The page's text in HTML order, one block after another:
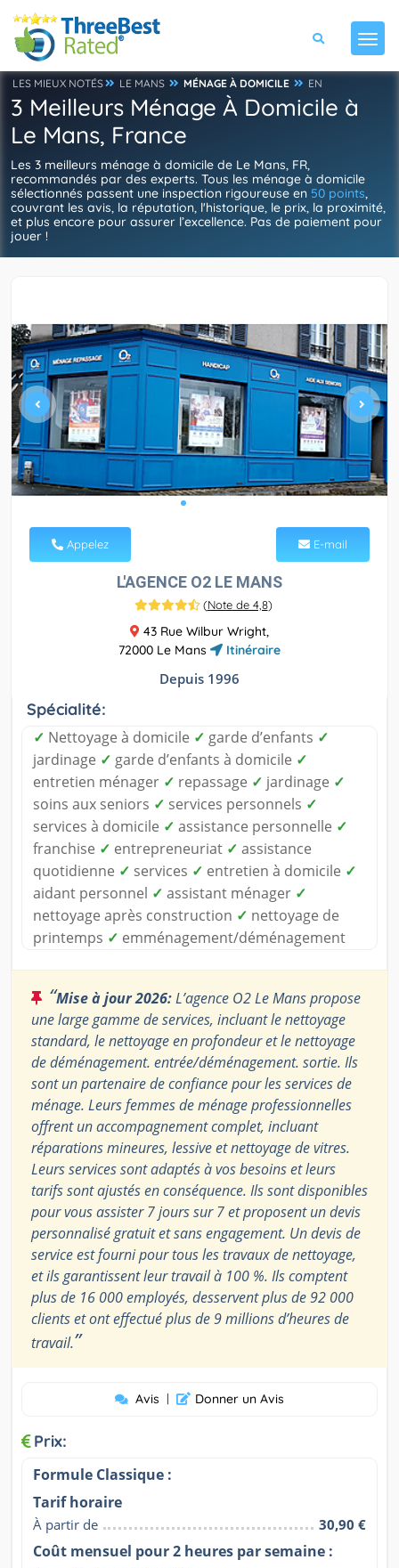
LES MIEUX NOTÉS LE MANS MÉNAGE À DOMICILE EN
3 Meilleurs Ménage À Domicile à
Le Mans, France
Les 3 meilleurs ménage à domicile de Le Mans, FR,
recommandés par des experts. Tous les ménage à domicile
sélectionnés passent une inspection rigoureuse en 50 points,
couvrant les avis, la réputation, l'historique, le prix, la proximité,
et plus encore pour assurer l’excellence. Pas de paiement pour
jouer !
Appelez E-mail
L'AGENCE O2 LE MANS
(Note de 4,8)
43 Rue Wilbur Wright,
72000 Le Mans
Itinéraire
Depuis 1996
Spécialité:
✓ Nettoyage à domicile ✓ garde d’enfants ✓
jardinage ✓ garde d’enfants à domicile ✓
entretien ménager ✓ repassage ✓ jardinage ✓
soins aux seniors ✓ services personnels ✓
services à domicile ✓ assistance personnelle ✓
franchise ✓ entrepreneuriat ✓ assistance
quotidienne ✓ services ✓ entretien à domicile ✓
aidant personnel ✓ assistant ménager ✓
nettoyage après construction ✓ nettoyage de
printemps ✓ emménagement/déménagement
“Mise à jour 2026:L’agence O2 Le Mans propose
une large gamme de services, incluant le nettoyage
standard, le nettoyage en profondeur et le nettoyage
de déménagement. entrée/déménagement. sortie. Ils
sont un partenaire de confiance pour les services de
ménage. Leurs femmes de ménage professionnelles
offrent un accompagnement complet, incluant
réparations mineures, lessive et nettoyage de vitres.
Leurs services sont adaptés à vos besoins et leurs
tarifs sont ajustés en conséquence. Ils sont disponibles
pour vous assister 7 jours sur 7 et proposent un devis
personnalisé gratuit et sans engagement. Un devis de
service est fourni pour tous les travaux de nettoyage,
et ils garantissent leur travail à 100 %. Ils comptent
plus de 16 000 employés, desservent plus de 92 000
clients et ont effectué plus de 9 millions d’heures de
travail.”
Avis | Donner un Avis
Prix:
Formule Classique :
Tarif horaire
À partir de 30,90 €
Coût mensuel pour 2 heures par semaine :